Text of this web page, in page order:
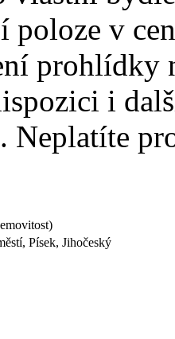
v
prohlídky
i
Neplatíte
Písek, Jihočeský